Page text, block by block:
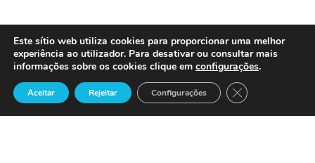
Este sítio web utiliza cookies para proporcionar uma melhor
experiência ao utilizador. Para desativar ou consultar mais
informações sobre os cookies clique em configurações.
Aceitar Rejeitar Configurações Close GDPR